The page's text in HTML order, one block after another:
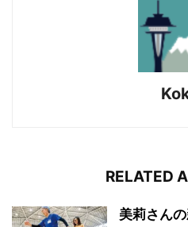
RELATED
美莉さん